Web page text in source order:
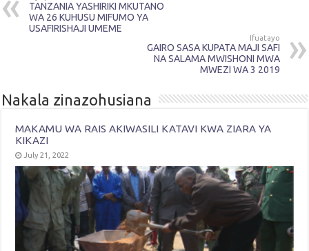
TANZANIA YASHIRIKI MKUTANO
WA 26 KUHUSU MIFUMO YA
USAFIRISHAJI UMEME
Ifuatayo
GAIRO SASA KUPATA MAJI SAFI
NA SALAMA MWISHONI MWA
MWEZI WA 3 2019
Nakala zinazohusiana
MAKAMU WA RAIS AKIWASILI KATAVI KWA ZIARA YA
KIKAZI
July 21, 2022